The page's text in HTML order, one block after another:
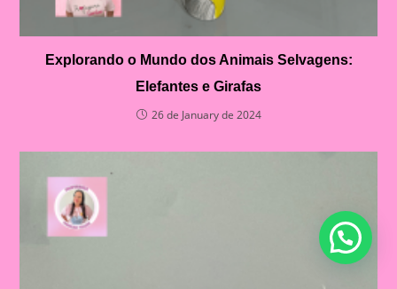
Explorando o Mundo dos Animais Selvagens:
Elefantes e Girafas
26 de January de 2024